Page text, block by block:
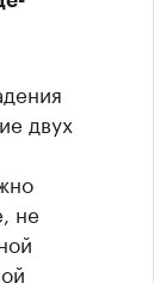
двух
не